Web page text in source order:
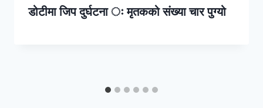
डोटीमा जिप दुर्घटना ः मृतकको संख्या चार पुग्यो